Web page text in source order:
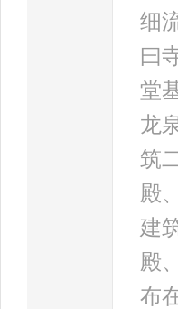
细
曰
堂
龙
筑
殿
建
殿
布